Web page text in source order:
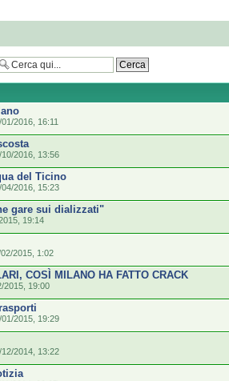
2016, 16:11
10/2016, 13:56
del Ticino
04/2016, 15:23
gare sui dializzati"
19:14
02/2015, 1:02
COSÌ MILANO HA FATTO CRACK
2015, 19:00
01/2015, 19:29
12/2014, 13:22